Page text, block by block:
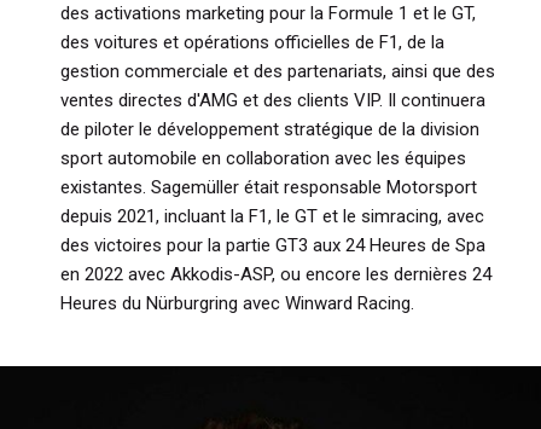
des activations marketing pour la Formule 1 et le GT,
des voitures et opérations officielles de F1, de la
gestion commerciale et des partenariats, ainsi que des
ventes directes d'AMG et des clients VIP. Il continuera
de piloter le développement stratégique de la division
sport automobile en collaboration avec les équipes
existantes. Sagemüller était responsable Motorsport
depuis 2021, incluant la F1, le GT et le simracing, avec
des victoires pour la partie GT3 aux 24 Heures de Spa
en 2022 avec Akkodis-ASP, ou encore les dernières 24
Heures du Nürburgring avec Winward Racing.